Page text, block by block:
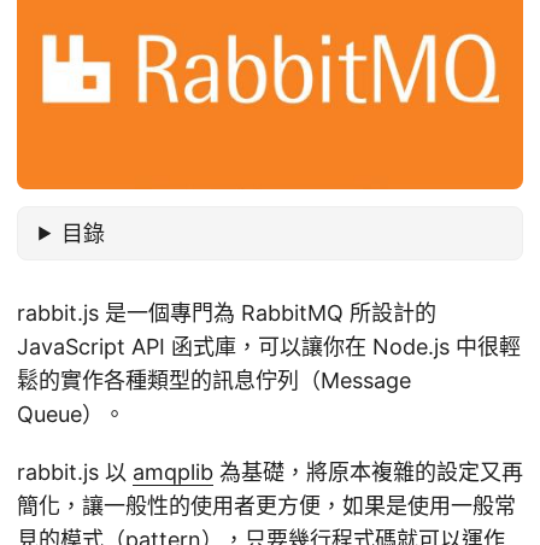
目錄
rabbit.js 是一個專門為 RabbitMQ 所設計的
JavaScript API 函式庫，可以讓你在 Node.js 中很輕
鬆的實作各種類型的訊息佇列（Message
Queue）。
rabbit.js 以 amqplib 為基礎，將原本複雜的設定又再
簡化，讓一般性的使用者更方便，如果是使用一般常
見的模式（pattern），只要幾行程式碼就可以運作